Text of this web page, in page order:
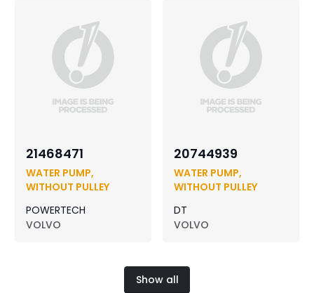
21468471
WATER PUMP,
WITHOUT PULLEY
POWERTECH
VOLVO
20744939
WATER PUMP,
WITHOUT PULLEY
DT
VOLVO
Show all